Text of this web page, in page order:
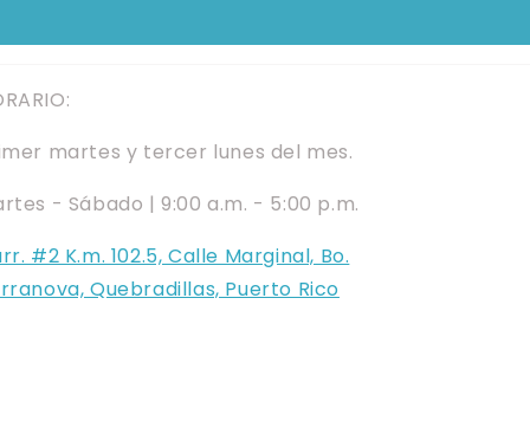
martes y tercer lunes del mes.
- Sábado | 9:00 a.m. - 5:00 p.m.
#2 K.m. 102.5, Calle Marginal, Bo.
Quebradillas, Puerto Rico